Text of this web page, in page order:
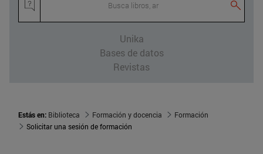
Busca libros, ar
Unika
Bases de datos
Revistas
Estás en: Biblioteca Formación y docencia
Formación
Solicitar una sesión de formación